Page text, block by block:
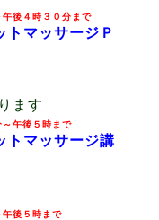
後４時３０分まで
マッサージＰ
ます
午後５時まで
トマッサージ講
後５時まで